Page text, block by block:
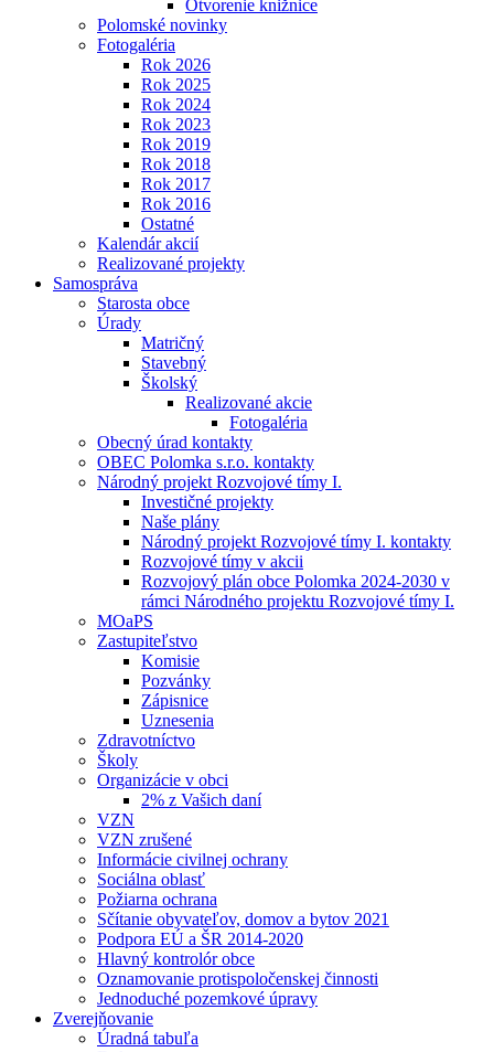
Otvorenie knižnice
Polomské novinky
Fotogaléria
Rok 2026
Rok 2025
Rok 2024
Rok 2023
Rok 2019
Rok 2018
Rok 2017
Rok 2016
Ostatné
Kalendár akcií
Realizované projekty
Samospráva
Starosta obce
Úrady
Matričný
Stavebný
Školský
Realizované akcie
Fotogaléria
Obecný úrad kontakty
OBEC Polomka s.r.o. kontakty
Národný projekt Rozvojové tímy I.
Investičné projekty
Naše plány
Národný projekt Rozvojové tímy I. kontakty
Rozvojové tímy v akcii
Rozvojový plán obce Polomka 2024-2030 v
rámci Národného projektu Rozvojové tímy I.
MOaPS
Zastupiteľstvo
Komisie
Pozvánky
Zápisnice
Uznesenia
Zdravotníctvo
Školy
Organizácie v obci
2% z Vašich daní
VZN
VZN zrušené
Informácie civilnej ochrany
Sociálna oblasť
Požiarna ochrana
Sčítanie obyvateľov, domov a bytov 2021
Podpora EÚ a ŠR 2014-2020
Hlavný kontrolór obce
Oznamovanie protispoločenskej činnosti
Jednoduché pozemkové úpravy
Zverejňovanie
Úradná tabuľa